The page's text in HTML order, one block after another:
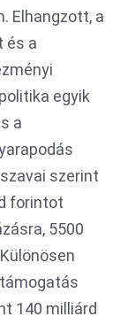
Elhangzott, a
és a
egyik
a
szerint
forintot
5500
140 milliárd